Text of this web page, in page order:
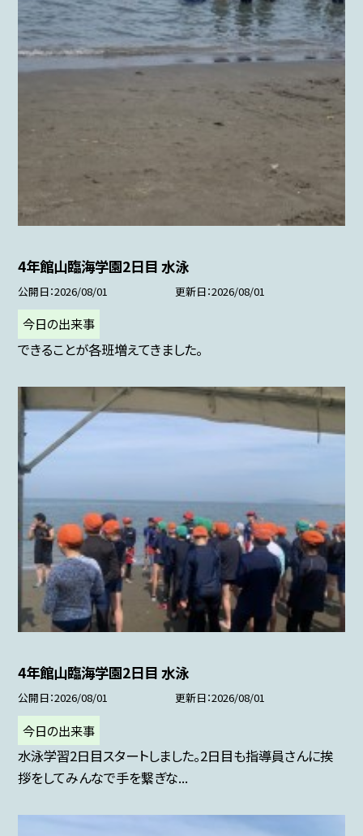
4年館山臨海学園2日目 水泳
公開日 2026/08/01 更新日 2026/08/01
今日の出来事
できることが各班増えてきました。
4年館山臨海学園2日目 水泳
公開日 2026/08/01 更新日 2026/08/01
今日の出来事
水泳学習2日目スタートしました。2日目も指導員さんに挨
拶をしてみんなで手を繋ぎな...